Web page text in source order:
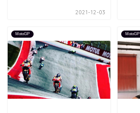
2021-12-03
MotoGP MotoGP